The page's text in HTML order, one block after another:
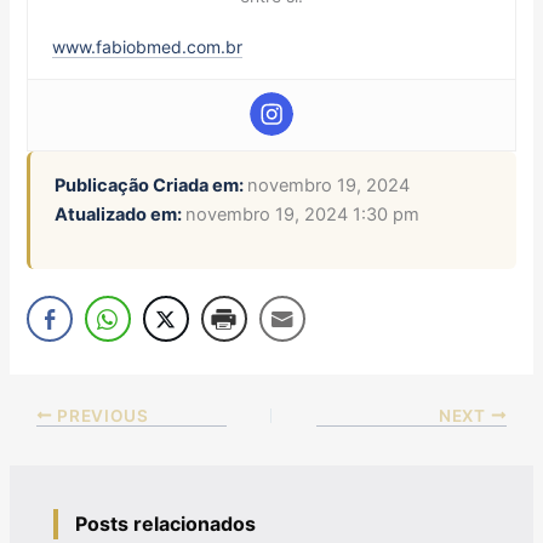
www.fabiobmed.com.br
Publicação Criada em: novembro 19, 2024
Atualizado em: novembro 19, 2024 1:30 pm
PREVIOUS NEXT
Posts relacionados